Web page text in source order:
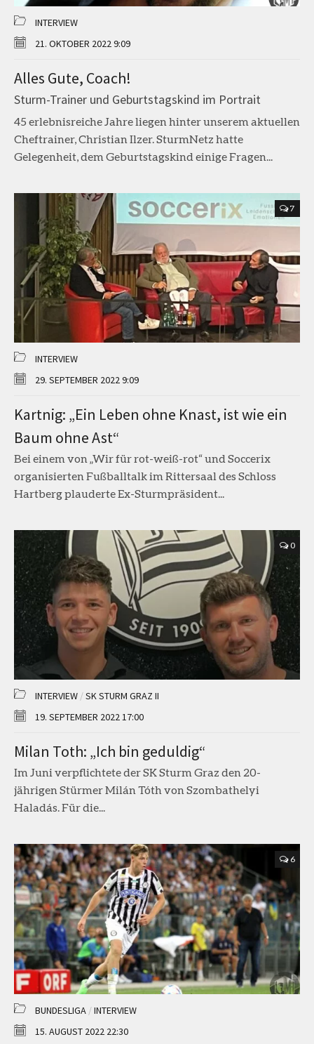
INTERVIEW
21. OKTOBER 2022 9:09
Alles Gute, Coach!
Sturm-Trainer und Geburtstagskind im Portrait
45 erlebnisreiche Jahre liegen hinter unserem aktuellen
Cheftrainer, Christian Ilzer. SturmNetz hatte
Gelegenheit, dem Geburtstagskind einige Fragen...
7
INTERVIEW
29. SEPTEMBER 2022 9:09
Kartnig: „Ein Leben ohne Knast, ist wie ein
Baum ohne Ast“
Bei einem von „Wir für rot-weiß-rot“ und Soccerix
organisierten Fußballtalk im Rittersaal des Schloss
Hartberg plauderte Ex-Sturmpräsident...
0
INTERVIEW /SK STURM GRAZ II
19. SEPTEMBER 2022 17:00
Milan Toth: „Ich bin geduldig“
Im Juni verpflichtete der SK Sturm Graz den 20-
jährigen Stürmer Milán Tóth von Szombathelyi
Haladás. Für die...
6
BUNDESLIGA /INTERVIEW
15. AUGUST 2022 22:30